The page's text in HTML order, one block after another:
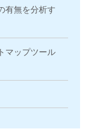
有無を分析す
マップツール